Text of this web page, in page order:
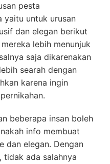
pesta
yaitu untuk urusan
dan elegan berikut
lebih menunjuk
saja dikarenakan
searah dengan
karena ingin
beberapa insan boleh
info membuat
dan elegan. Dengan
tidak ada salahnya